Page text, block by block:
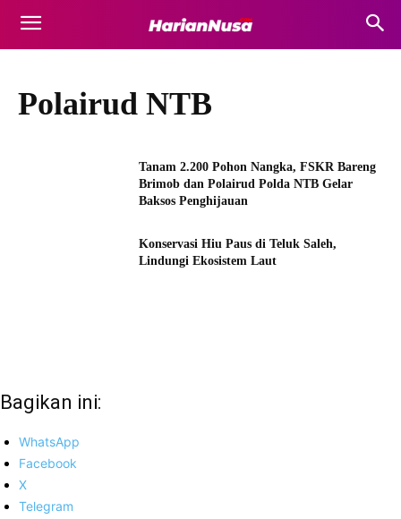
Polairud NTB
Tanam 2.200 Pohon Nangka, FSKR Bareng
Brimob dan Polairud Polda NTB Gelar
Baksos Penghijauan
Konservasi Hiu Paus di Teluk Saleh,
Lindungi Ekosistem Laut
Bagikan ini:
WhatsApp
Facebook
X
Telegram